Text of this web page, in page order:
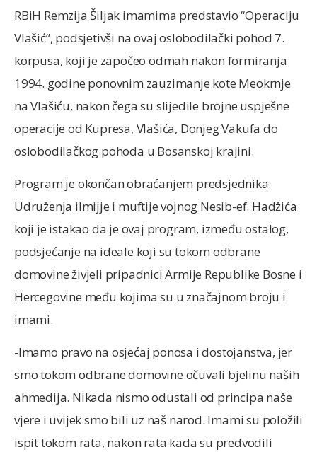
RBiH Remzija Šiljak imamima predstavio “Operaciju
Vlašić”, podsjetivši na ovaj oslobodilački pohod 7.
korpusa, koji je započeo odmah nakon formiranja
1994. godine ponovnim zauzimanje kote Meokrnje
na Vlašiću, nakon čega su slijedile brojne uspješne
operacije od Kupresa, Vlašića, Donjeg Vakufa do
oslobodilačkog pohoda u Bosanskoj krajini.
Program je okončan obraćanjem predsjednika
Udruženja ilmijje i muftije vojnog Nesib-ef. Hadžića
koji je istakao da je ovaj program, između ostalog,
podsjećanje na ideale koji su tokom odbrane
domovine živjeli pripadnici Armije Republike Bosne i
Hercegovine među kojima su u značajnom broju i
imami.
-Imamo pravo na osjećaj ponosa i dostojanstva, jer
smo tokom odbrane domovine očuvali bjelinu naših
ahmedija. Nikada nismo odustali od principa naše
vjere i uvijek smo bili uz naš narod. Imami su položili
ispit tokom rata, nakon rata kada su predvodili